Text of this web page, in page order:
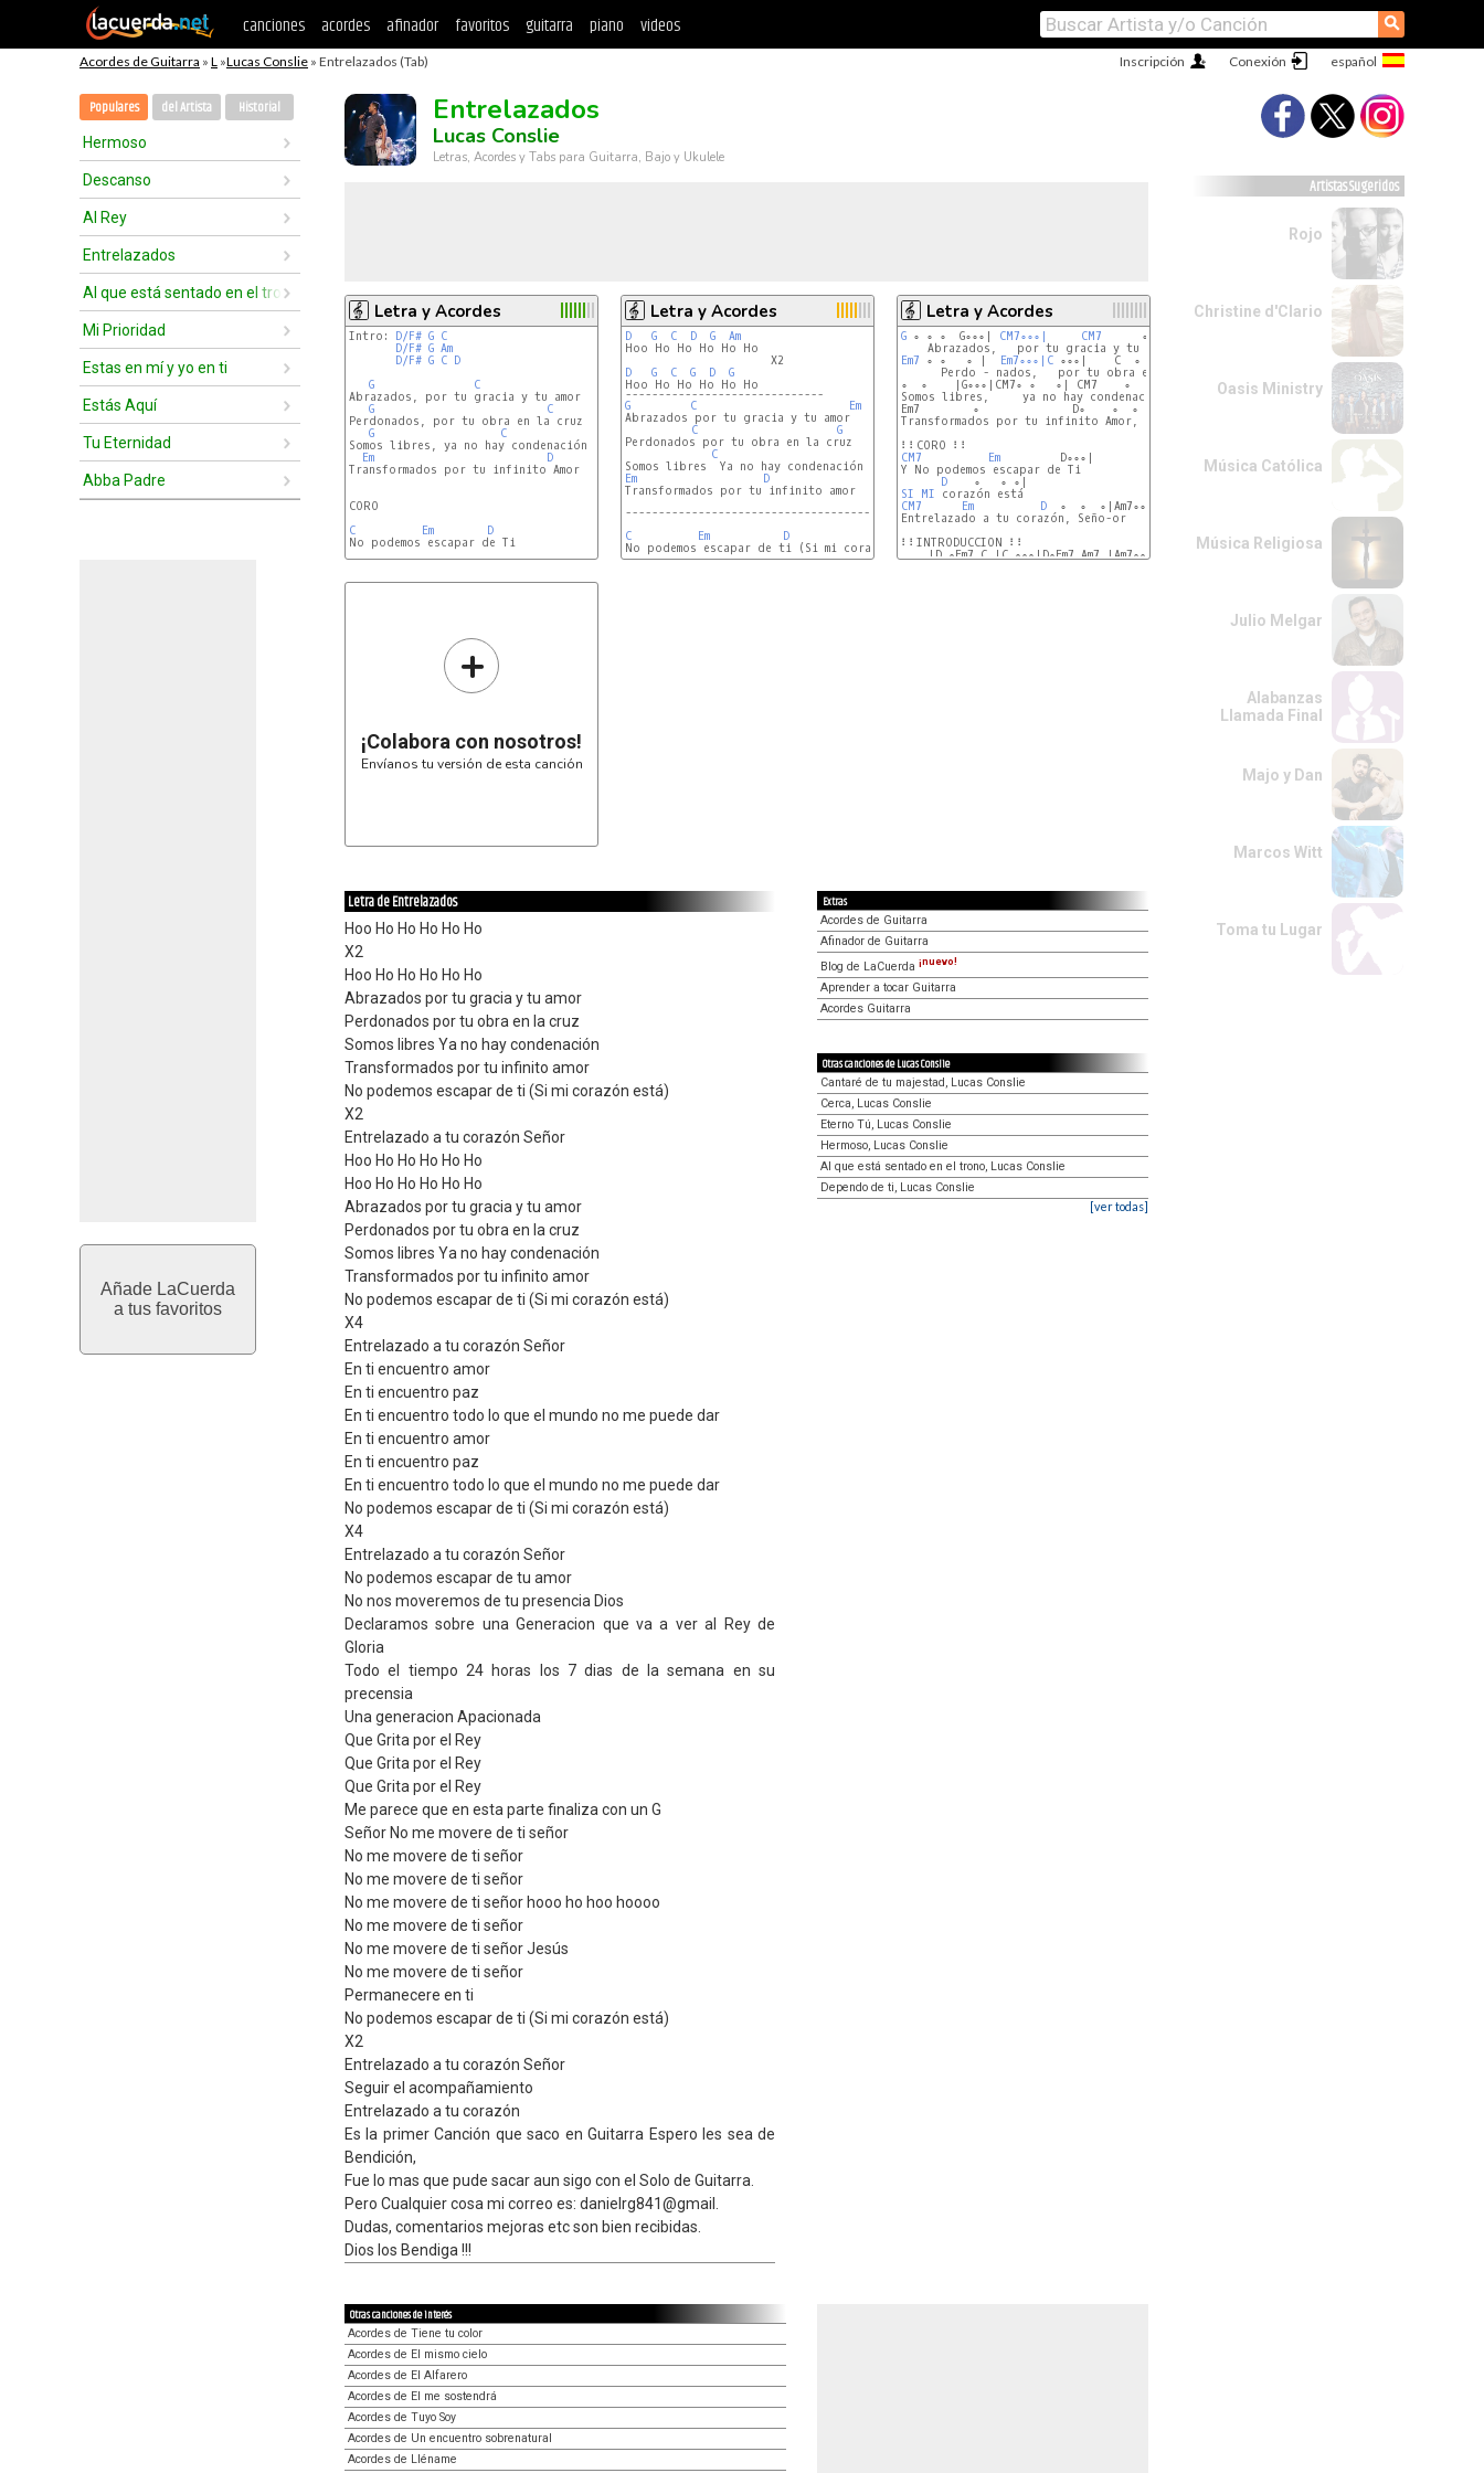
canciones acordes afinador favoritos guitarra piano videos ⚲
Acordes de Guitarra » L »Lucas Conslie » Entrelazados (Tab) Conexión
Inscripción
Populares del Artista Historial
Hermoso
Descanso
Al Rey
Entrelazados
Al que está sentado en el trono
Mi Prioridad
Estas en mí y yo en ti
Estás Aquí
Tu Eternidad
Abba Padre
Añade LaCuerda
a tus favoritos
Entrelazados
Lucas Conslie
Letras, Acordes y Tabs para Guitarra, Bajo y Ukulele
Letra y Acordes
Intro: D/F# G C
D/F# G Am
D/F# G C D
G
C
Abrazados, por tu gracia y tu amor
G
C
Perdonados, por tu obra en la cruz
G
C
Somos libres, ya no hay condenación
Em
D
Transformados por tu infinito Amor
CORO
C
Em
D
No podemos escapar de Ti
Letra y Acordes
D G C D G
Am
Hoo Ho Ho Ho Ho Ho
D
G C G D
G
------------------------------
G C
Em
Abrazados por tu gracia y tu amor
C
G
Perdonados por tu obra en la cruz
C
Em
D
Transformados por tu infinito amor
--------------------------------------------
C
Em
D
No podemos escapar de ti (Si mi corazón está)
Letra y Acordes
G ∘ ∘ ∘  G∘∘∘| CM7∘∘∘| CM7
      ∘  ∘ ∘|
Em7 ∘ ∘   ∘ | Em7∘∘∘|C ∘∘∘|    C  ∘     ∘   ∘|G  ∘
      Perdo - nados,   por tu obra en la cruz
∘  ∘    |G∘∘∘|CM7∘ ∘   ∘| CM7    ∘    ∘  ∘|
Somos libres,     ya no hay condenación
Em7        ∘              D∘    ∘  ∘  | D∘∘∘|
Transformados por tu infinito Amor, oh, oh, oh.
CM7
Em
         D∘∘∘|
Y No podemos escapar de Ti
D
SI
MI
CM7
Em D
  ∘  ∘  ∘|Am7∘∘∘|D/A∘
Entrelazado a tu corazón, Seño-or
⠇⠇INTRODUCCION ⠇⠇
    |D ∘Em7 C |C ∘∘∘|D∘Em7 Am7 |Am7∘∘∘| INSTRUMENTAL
+
¡Colabora con nosotros!
Envíanos tu versión de esta canción
Letra de Entrelazados
Hoo Ho Ho Ho Ho Ho
X2
Hoo Ho Ho Ho Ho Ho
Abrazados por tu gracia y tu amor
Perdonados por tu obra en la cruz
Somos libres Ya no hay condenación
Transformados por tu infinito amor
No podemos escapar de ti (Si mi corazón está)
X2
Entrelazado a tu corazón Señor
Hoo Ho Ho Ho Ho Ho
Hoo Ho Ho Ho Ho Ho
Abrazados por tu gracia y tu amor
Perdonados por tu obra en la cruz
Somos libres Ya no hay condenación
Transformados por tu infinito amor
No podemos escapar de ti (Si mi corazón está)
X4
Entrelazado a tu corazón Señor
En ti encuentro amor
En ti encuentro paz
En ti encuentro todo lo que el mundo no me puede dar
En ti encuentro amor
En ti encuentro paz
En ti encuentro todo lo que el mundo no me puede dar
No podemos escapar de ti (Si mi corazón está)
X4
Entrelazado a tu corazón Señor
No podemos escapar de tu amor
No nos moveremos de tu presencia Dios
Declaramos sobre una Generacion que va a ver al Rey de
Gloria
Todo el tiempo 24 horas los 7 dias de la semana en su
precensia
Una generacion Apacionada
Que Grita por el Rey
Que Grita por el Rey
Que Grita por el Rey
Me parece que en esta parte finaliza con un G
Señor No me movere de ti señor
No me movere de ti señor
No me movere de ti señor
No me movere de ti señor hooo ho hoo hoooo
No me movere de ti señor
No me movere de ti señor Jesús
No me movere de ti señor
Permanecere en ti
No podemos escapar de ti (Si mi corazón está)
X2
Entrelazado a tu corazón Señor
Seguir el acompañamiento
Entrelazado a tu corazón
Es la primer Canción que saco en Guitarra Espero les sea de
Bendición,
Fue lo mas que pude sacar aun sigo con el Solo de Guitarra.
Pero Cualquier cosa mi correo es: danielrg841@gmail.
Dudas, comentarios mejoras etc son bien recibidas.
Dios los Bendiga !!!
Extras
Acordes de Guitarra
Afinador de Guitarra
Blog de LaCuerda ¡nuevo!
Aprender a tocar Guitarra
Acordes Guitarra
Otras canciones de Lucas Conslie
Cantaré de tu majestad, Lucas Conslie
Cerca, Lucas Conslie
Eterno Tú, Lucas Conslie
Hermoso, Lucas Conslie
Al que está sentado en el trono, Lucas Conslie
Dependo de ti, Lucas Conslie
[ver todas]
Otras canciones de interés
Acordes de Tiene tu color
Acordes de El mismo cielo
Acordes de El Alfarero
Acordes de El me sostendrá
Acordes de Tuyo Soy
Acordes de Un encuentro sobrenatural
Acordes de Lléname
Artistas Sugeridos
Rojo
Christine d'Clario
Oasis Ministry
Música Católica
Música Religiosa
Julio Melgar
Alabanzas
Llamada Final
Majo y Dan
Marcos Witt
Toma tu Lugar